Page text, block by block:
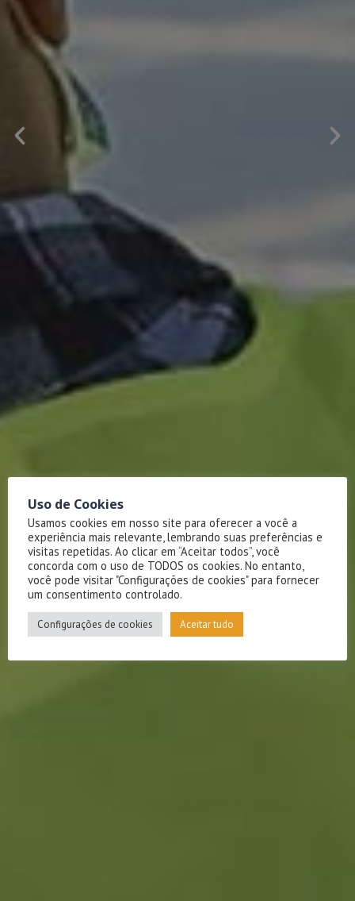
Uso de Cookies
Usamos cookies em nosso site para oferecer a você a
experiência mais relevante, lembrando suas preferências e
visitas repetidas. Ao clicar em “Aceitar todos”, você
concorda com o uso de TODOS os cookies. No entanto,
você pode visitar "Configurações de cookies" para fornecer
um consentimento controlado.
Configurações de cookies Aceitar tudo